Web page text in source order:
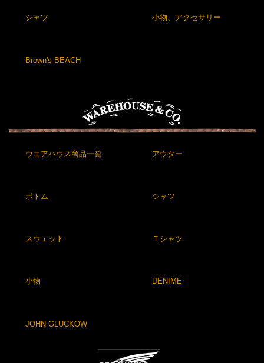
シャツ 小物、アクセサリー
Brown's BEACH
ウエアハウス商品一覧 アウター
ボトム シャツ
スウェット Ｔシャツ
小物 DENIME
JOHN GLUCKOW